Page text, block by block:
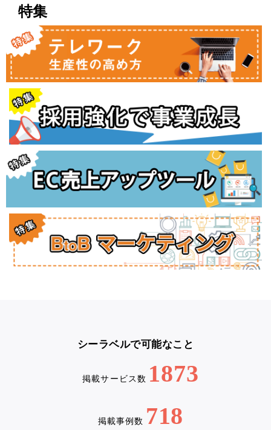
特集
シーラベルで可能なこと
掲載サービス数 1873
掲載事例数 718